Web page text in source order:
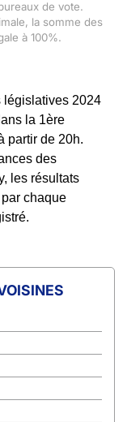
de vote.
la somme des
à 100%.
législatives 2024
la 1ère
partir de 20h.
des
les résultats
chaque